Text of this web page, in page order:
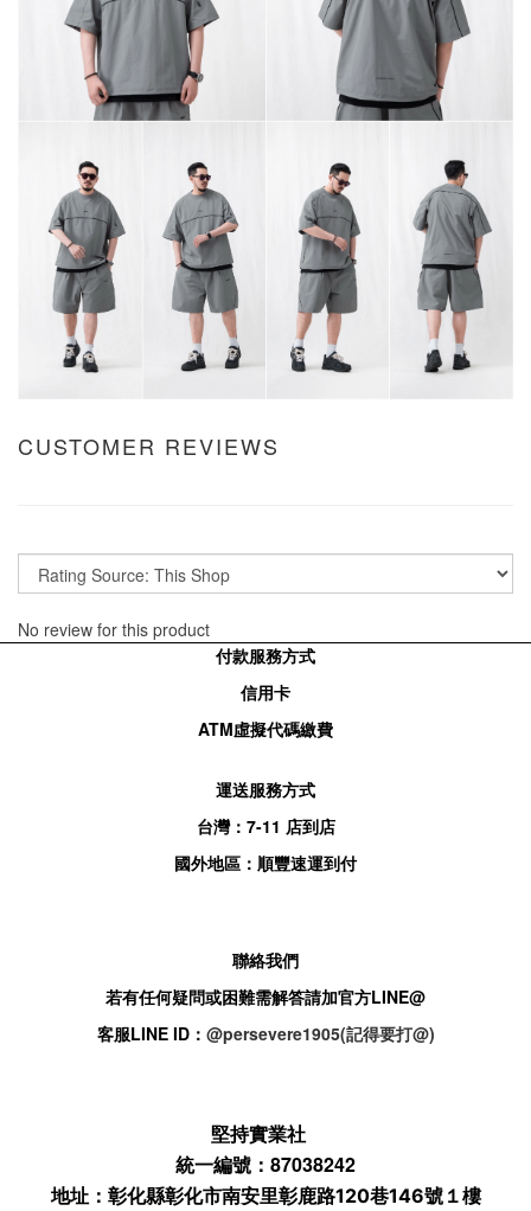
CUSTOMER REVIEWS
No review for this product
付款服務方式
信用卡
ATM虛擬代碼繳費
運送服務方式
台灣： 7-11 店到店
國外地區：順豐速運到付
聯絡我們
若有任何疑問或困難需解答請加官方LINE@
客服LINE ID： @persevere1905(記得要打@)
堅持實業社
統一編號：87038242
地址： 彰化縣彰化市南安里彰鹿路120巷146號１樓